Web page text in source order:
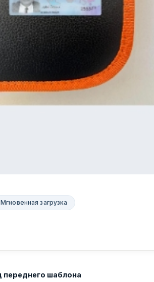
Мгновенная загрузка
переднего шаблона